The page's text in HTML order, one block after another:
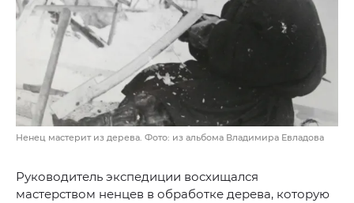
Ненец мастерит из дерева. Фото: из альбома Владимира Евладова
Руководитель экспедиции восхищался
мастерством ненцев в обработке дерева, которую